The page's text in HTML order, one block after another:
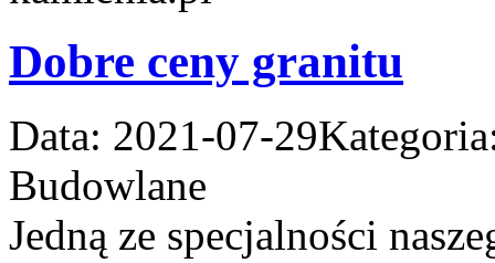
Dobre ceny granitu
Data: 2021-07-29
Budowlane
Jedną ze specjalności